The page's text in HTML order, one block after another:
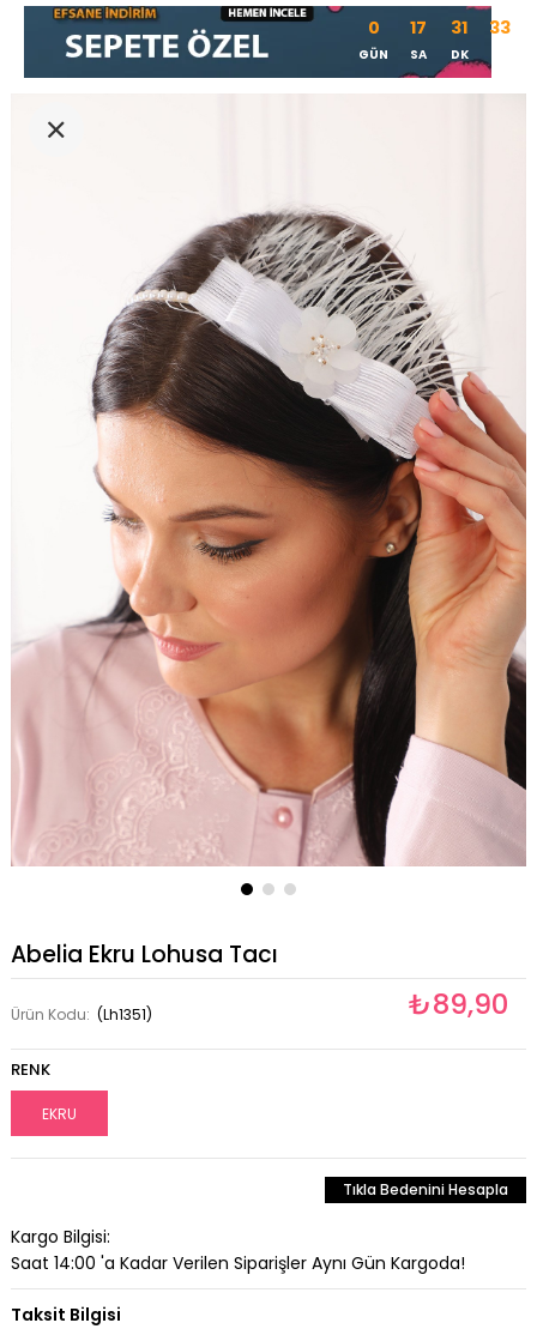
0
GÜN
17
SA
31
DK
32
Abelia Ekru Lohusa Tacı
Ürün Kodu: (Lh1351) ₺89,90
RENK
EKRU
Tıkla Bedenini Hesapla
Kargo Bilgisi:
Saat 14:00 'a Kadar Verilen Siparişler Aynı Gün Kargoda!